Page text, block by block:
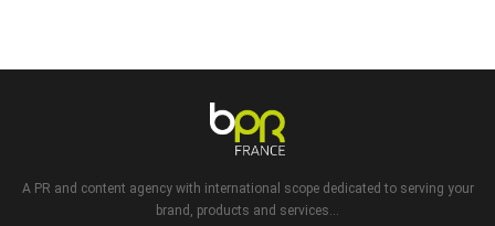
A PR and content agency with international scope dedicated to serving your
brand, products and services...